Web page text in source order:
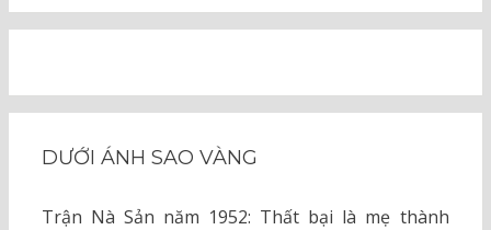
DƯỚI ÁNH SAO VÀNG
Trận Nà Sản năm 1952: Thất bại là mẹ thành